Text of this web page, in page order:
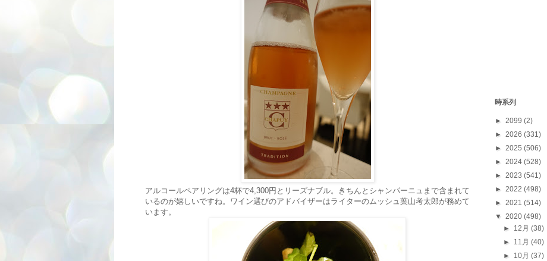
アルコールペアリングは4杯で4,300円とリーズナブル。きちんとシャンパーニュまで含まれて
いるのが嬉しいですね。ワイン選びのアドバイザーはライターのムッシュ葉山考太郎が務めて
います。
時系列
► 2099 (2)
► 2026 (331)
► 2025 (506)
► 2024 (528)
► 2023 (541)
► 2022 (498)
► 2021 (514)
▼ 2020 (498)
► 12月(38)
► 11月(40)
► 10月(37)